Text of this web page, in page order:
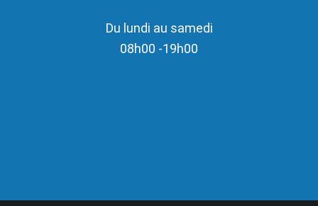
Du lundi au samedi
08h00 -19h00